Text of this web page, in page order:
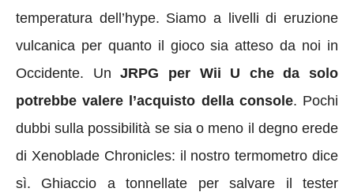
temperatura dell’hype. Siamo a livelli di eruzione
vulcanica per quanto il gioco sia atteso da noi in
Occidente. UnJRPG per Wii U che da solo
potrebbe valere l’acquisto della console. Pochi
dubbi sulla possibilità se sia o meno il degno erede
di Xenoblade Chronicles: il nostro termometro dice
sì. Ghiaccio a tonnellate per salvare il tester